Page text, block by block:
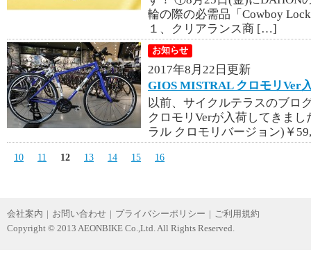
輪の際の必需品「Cowboy
１、クリアランス商 […]
お知らせ
2017年8月22日更新
GIOS MISTRAL クロモリVer
以前、サイクルテラスのブロ
クロモリVerが入荷してきま
ラル クロモリバージョン)￥
10 11 12 13 14 15 16
会社案内 | お問い合わせ | プライバシーポリシー | ご利用規約
Copyright © 2013 AEONBIKE Co.,Ltd. All Rights Reserved.